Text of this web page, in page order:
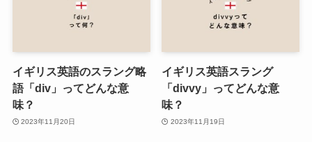
イギリス英語のスラング略
語「div」ってどんな意
味？
2023年11月20日
イギリス英語スラング
「divvy」ってどんな意
味？
2023年11月19日